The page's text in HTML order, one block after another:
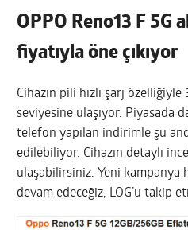
OPPO Reno13 F 5G
fiyatıyla öne çıkıyor
Cihazın pili hızlı şarj
seviyesine ulaşıyor. Piyasada
telefon yapılan indirimle şu
edilebiliyor. Cihazın detaylı
ulaşabilirsiniz. Yeni kampanya
devam edeceğiz, LOG’u takip